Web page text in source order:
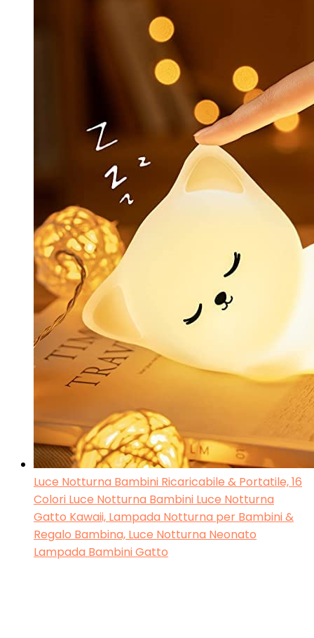
Luce Notturna Bambini Ricaricabile & Portatile, 16
Colori Luce Notturna Bambini Luce Notturna
Gatto Kawaii, Lampada Notturna per Bambini &
Regalo Bambina, Luce Notturna Neonato
Lampada Bambini Gatto